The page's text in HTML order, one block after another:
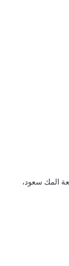
المك سعود،